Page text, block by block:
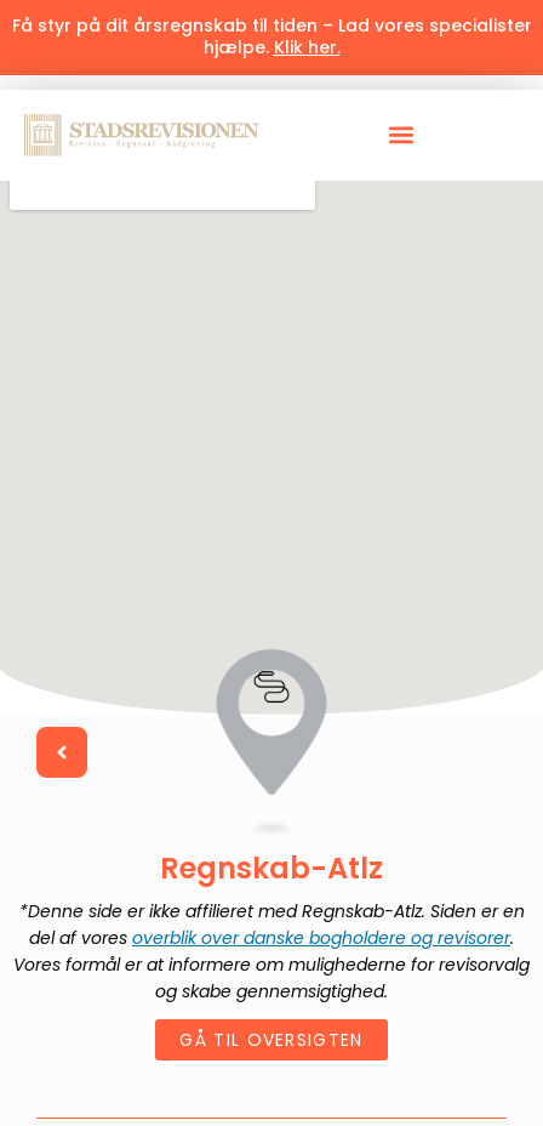
Få styr på dit årsregnskab til tiden – Lad vores specialister
hjælpe. Klik her.
Regnskab-Atlz
*Denne side er ikke affilieret medRegnskab-Atlz. Siden er en
del af vores overblik over danske bogholdere og revisorer.
Vores formål er at informere om mulighederne for revisorvalg
og skabe gennemsigtighed.
GÅ TIL OVERSIGTEN